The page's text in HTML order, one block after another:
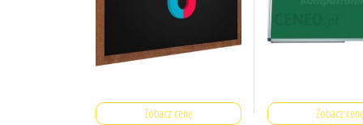
Zobacz cenę Zobacz